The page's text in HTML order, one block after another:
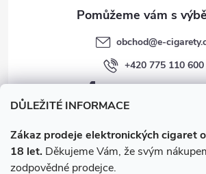
DŮLEŽITÉ INFORMACE
Zákaz prodeje elektronických cigaret
18 let. Děkujeme Vám, že svým
zodpovědné prodejce.
obchod@e-
+420 775 110 600
facebook.com/e-